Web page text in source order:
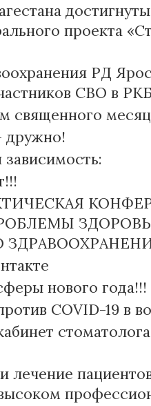
проекта
РД
СВО в
священного
дружно!
нового года!!!
COVID-19 в
лечение